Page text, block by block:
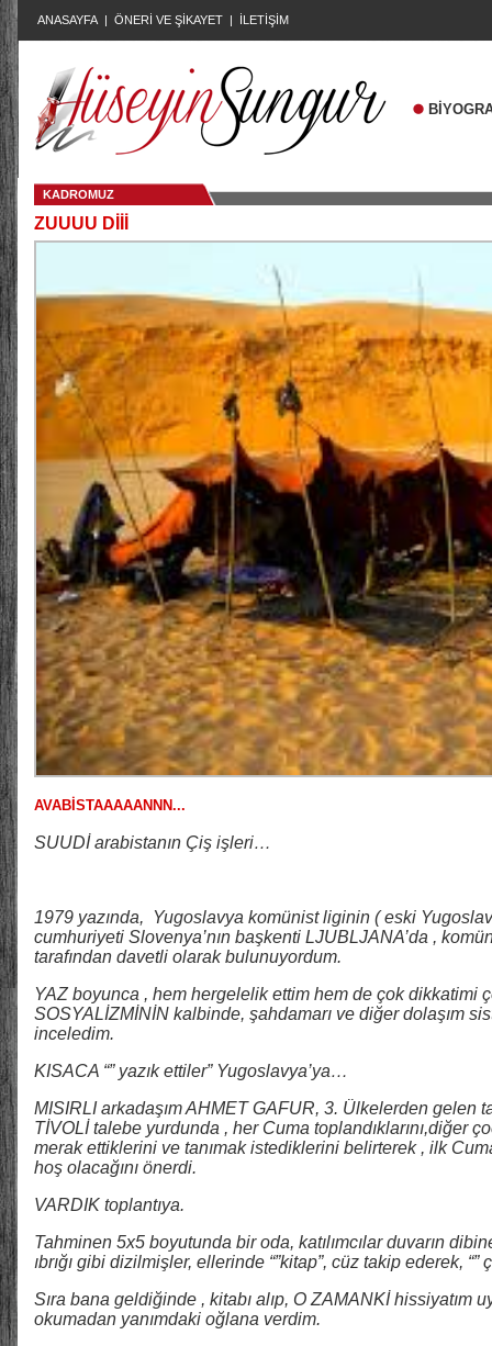
ANASAYFA | ÖNERİ VE ŞİKAYET | İLETİŞİM
KADROMUZ
ZUUUU Dİİİ
AVABİSTAAAAANNN...
SUUDİ arabistanın Çiş işleri…
1979 yazında, Yugoslavya komünist liginin ( eski
cumhuriyeti Slovenya’nın başkenti LJUBLJANA’da ,
tarafından davetli olarak bulunuyordum.
YAZ boyunca , hem hergelelik ettim hem de çok dikkatimi
SOSYALİZMİNİN kalbinde, şahdamarı ve diğer dolaşım
inceledim.
KISACA “” yazık ettiler” Yugoslavya’ya…
MISIRLI arkadaşım AHMET GAFUR, 3. Ülkelerden gelen
TİVOLİ talebe yurdunda , her Cuma toplandıklarını,diğer
merak ettiklerini ve tanımak istediklerini belirterek , ilk
hoş olacağını önerdi.
VARDIK toplantıya.
Tahminen 5x5 boyutunda bir oda, katılımcılar duvarın
ıbrığı gibi dizilmişler, ellerinde “”kitap”, cüz takip ederek, “”
Sıra bana geldiğinde , kitabı alıp, O ZAMANKİ hissiyatım
okumadan yanımdaki oğlana verdim.